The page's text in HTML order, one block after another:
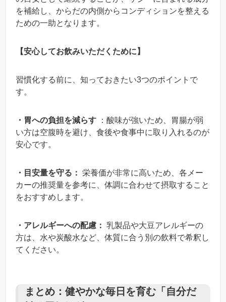
を補給し、からだの内側からコンディションを整える
ための一助となります。
【安心してお飲みいただくために】
習慣化する前に、知っておきたい3つのポイントで
す。
・胃への負担を減らす ：酸味が強いため、胃腸が弱
い方は空腹時を避け、食後や食事中に取り入れるのが
安心です。
・目安量を守る： 栄養価が非常に高いため、各メー
カーの推奨量を参考に、体調に合わせて摂取すること
をおすすめします。
・アレルギーへの配慮： 乳製品や大豆アレルギーの
方は、水や炭酸水など、体質に合う別の飲料で希釈し
てください。
まとめ：健やかな毎日を育む「自分だ